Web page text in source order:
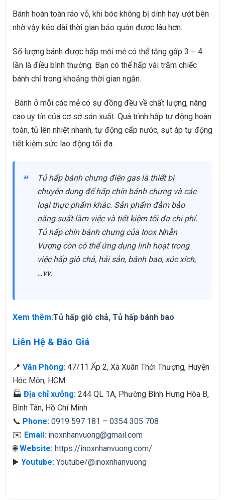
Bánh hoàn toàn ráo vỏ, khi bóc không bị dính hay ướt bên
nhờ vậy kéo dài thời gian bảo quản được lâu hơn.
Số lượng bánh được hấp mỗi mẻ có thể tăng gấp 3 – 4
lần là điều bình thường. Bạn có thể hấp vài trăm chiếc
bánh chỉ trong khoảng thời gian ngắn.
Bánh ở mỗi các mẻ có sự đồng đều về chất lượng, nâng
cao uy tín của cơ sở sản xuất. Quá trình hấp tự động hoàn
toàn, tủ lên nhiệt nhanh, tự động cấp nước, sụt áp tự động
tiết kiệm sức lao động tối đa.
Tủ hấp bánh chưng điện gaslà thiết bị
chuyên dụng để hấp chín bánh chưng và các
loại thực phẩm khác. Sản phẩm đảm bảo
năng suất làm việc và tiết kiệm tối đa chi phí.
Tủ hấp chín bánh chưng của Inox Nhẫn
Vượng còn có thể ứng dụng linh hoạt trong
việc hấp giò chả, hải sản, bánh bao, xúc xích,
…vv.
Xem thêm:Tủ hấp giò chả, Tủ hấp bánh bao
Liên Hệ & Báo Giá
📍 Văn Phòng:47/11 Ấp 2, Xã Xuân Thới Thượng, Huyện
Hóc Môn, HCM
🏭 Địa chỉ xưởng:244 QL 1A, Phường Bình Hưng Hòa B,
Bình Tân, Hồ Chí Minh
📞 Phone: 0919 597 181 – 0354 305 708
✉️ Email: inoxnhanvuong@gmail.com
🌐Website: https://inoxnhanvuong.com/
▶️ Youtube: Youtube/@inoxnhanvuong